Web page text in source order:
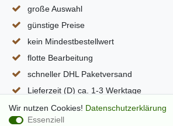
große Auswahl
günstige Preise
kein Mindestbestellwert
flotte Bearbeitung
schneller DHL Paketversand
Lieferzeit (D) ca. 1-3 Werktage
alle Seiten per SSL verschlüsselt
Wir nutzen Cookies! Daten­schutz­erklärung
Essenziell